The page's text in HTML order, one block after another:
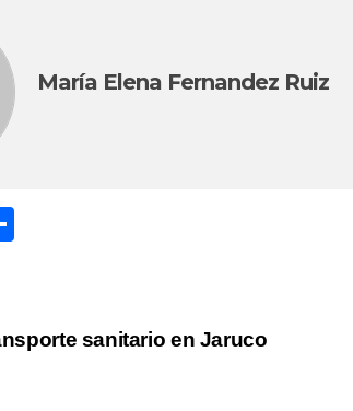
María Elena Fernandez Ruiz
p
ar
sanitario en Jaruco